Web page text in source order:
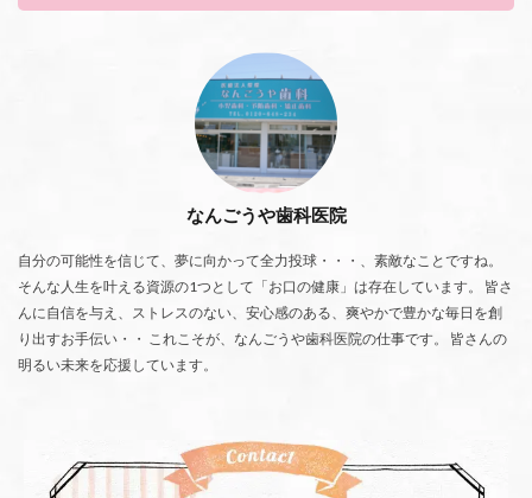
なんごうや歯科医院
自分の可能性を信じて、夢に向かって全力投球・・・、素敵なことですね。
そんな人生を叶える資源の1つとして「お口の健康」は存在しています。 皆さ
んに自信を与え、ストレスのない、安心感のある、爽やかで豊かな毎日を創
り出すお手伝い・・ これこそが、なんごうや歯科医院の仕事です。 皆さんの
明るい未来を応援しています。